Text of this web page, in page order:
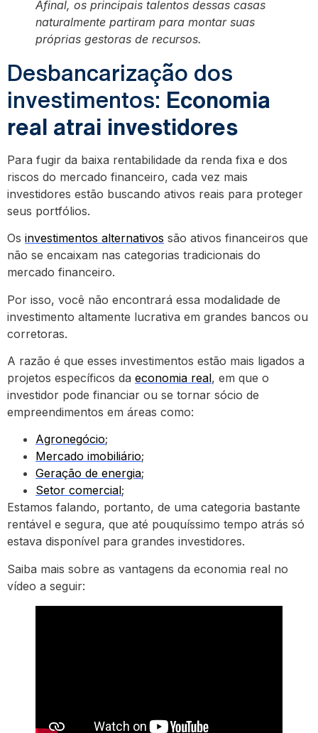
Afinal, os principais talentos dessas casas
naturalmente partiram para montar suas
próprias gestoras de recursos.
Desbancarização dos
investimentos: Economia
real atrai investidores
Para fugir da baixa rentabilidade da renda fixa e dos
riscos do mercado financeiro, cada vez mais
investidores estão buscando ativos reais para proteger
seus portfólios.
Os investimentos alternativos são ativos financeiros que
não se encaixam nas categorias tradicionais do
mercado financeiro.
Por isso, você não encontrará essa modalidade de
investimento altamente lucrativa em grandes bancos ou
corretoras.
A razão é que esses investimentos estão mais ligados a
projetos específicos da economia real, em que o
investidor pode financiar ou se tornar sócio de
empreendimentos em áreas como:
Agronegócio;
Mercado imobiliário;
Geração de energia;
Setor comercial;
Estamos falando, portanto, de uma categoria bastante
rentável e segura, que até pouquíssimo tempo atrás só
estava disponível para grandes investidores.
Saiba mais sobre as vantagens da economia real no
vídeo a seguir: